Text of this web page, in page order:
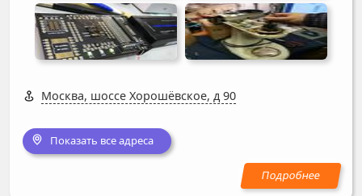
Москва, шоссе Хорошёвское, д 90
Показать все адреса